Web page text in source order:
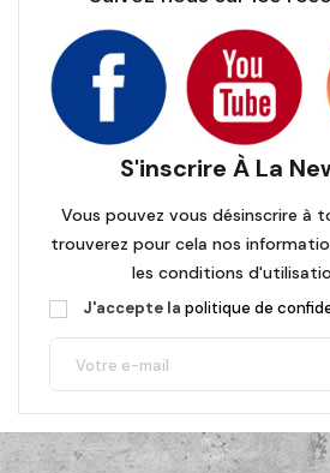
S'inscrire À La
Vous pouvez vous désinscrire à
trouverez pour cela nos
les conditions
J'accepte la politique de